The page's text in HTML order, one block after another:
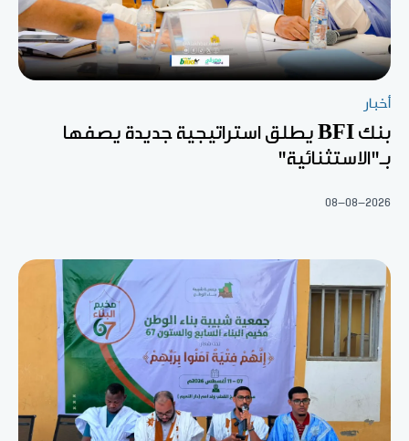
أخبار
بنك BFI يطلق استراتيجية جديدة يصفها
بـ"الاستثنائية"
08-08-2026